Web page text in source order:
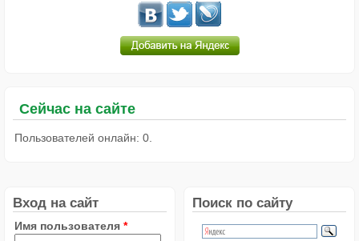
Сейчас на сайте
Пользователей онлайн: 0.
Вход на сайт
Имя пользователя *
Поиск по сайту